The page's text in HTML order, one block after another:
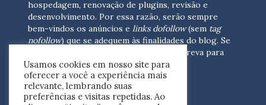
hospedagem, renovação de plugins, revisão e
desenvolvimento. Por essa razão, serão sempre
bem-vindos os anúncios e links dofollow(sem tag
nofollow) que se adequem às finalidades do blog. Se
escreva para
nós(contato@resenhacritica.com.br)
FONTES E ACERVO
Usamos cookies em nosso site para
oferecer a você a experiência mais
relevante, lembrando suas
preferências e visitas repetidas. Ao